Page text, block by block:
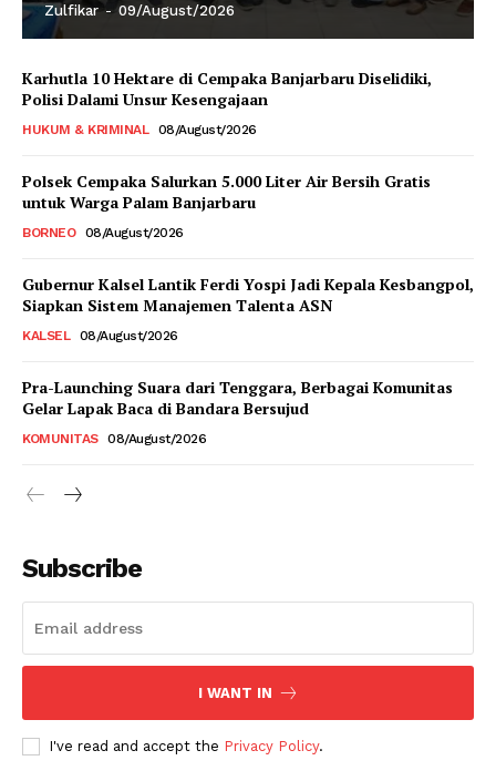
Zulfikar - 09/August/2026
Karhutla 10 Hektare di Cempaka Banjarbaru Diselidiki,
Polisi Dalami Unsur Kesengajaan
HUKUM & KRIMINAL 08/August/2026
Polsek Cempaka Salurkan 5.000 Liter Air Bersih Gratis
untuk Warga Palam Banjarbaru
BORNEO 08/August/2026
Gubernur Kalsel Lantik Ferdi Yospi Jadi Kepala Kesbangpol,
Siapkan Sistem Manajemen Talenta ASN
KALSEL 08/August/2026
Pra-Launching Suara dari Tenggara, Berbagai Komunitas
Gelar Lapak Baca di Bandara Bersujud
KOMUNITAS 08/August/2026
Subscribe
I WANT IN
I've read and accept the Privacy Policy.